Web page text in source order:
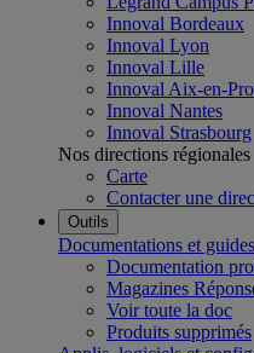
Innoval Bordeaux
Innoval Lyon
Innoval Lille
Innoval Aix-en-
Innoval Nantes
Innoval Strasbourg
Nos directions régionales
Carte
Contacter une
Outils
Documentations et guides
Documentation
Magazines
Voir toute la doc
Produits supprimés